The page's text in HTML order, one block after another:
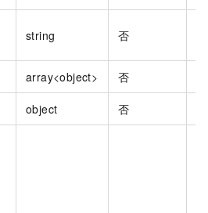
string 否
array<object> 否
object 否